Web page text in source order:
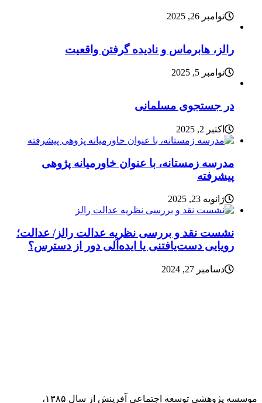
نوامبر 26, 2025
رالز، هابرماس و نادیده گرفتن واقعیت
نوامبر 5, 2025
در جستجوی مسلمانی
اکتبر 2, 2025
مدرسه زمستانه، با عنوان خاورمیانه پژوهی
پیشرفته
ژانویه 23, 2025
نشست نقد و بررسی نظریه عدالت رالز/ عدالت؛
رویایی دست‌یافتنی یا ایده‌آلی دور از دسترس؟
دسامبر 27, 2024
موسسه پژوهشی توسعه اجتماعی آفرینش از سال ۱۳۸۵،